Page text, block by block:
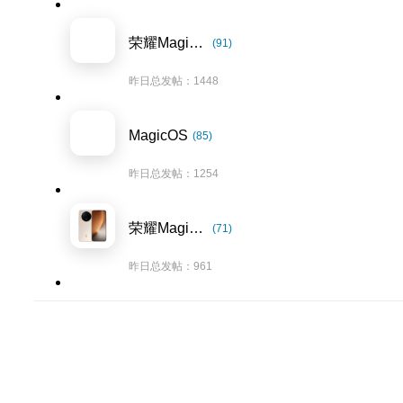
荣耀Magic7系列 (91)
昨日总发帖：1448
MagicOS (85)
昨日总发帖：1254
荣耀Magic8系列 (71)
昨日总发帖：961